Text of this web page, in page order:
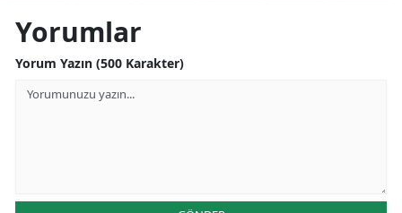
Yorumlar
Yorum Yazın (500 Karakter)